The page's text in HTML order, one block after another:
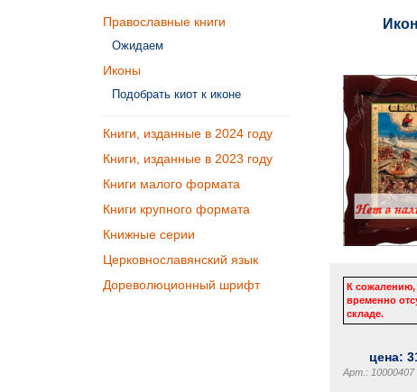
Православные книги
Ожидаем
Иконы
Подобрать киот к иконе
Книги, изданные в 2024 году
Книги, изданные в 2023 году
Книги малого формата
Книги крупного формата
Книжные серии
Церковнославянский язык
Дореволюционный шрифт
К
временно
складе.
цена:
Арт.: 10000407